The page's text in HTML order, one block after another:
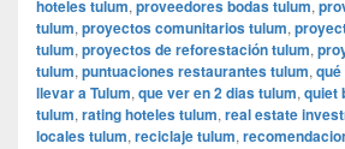
hoteles tulum, proveedores bodas tulum,
tulum, proyectos comunitarios tulum,
tulum, proyectos de reforestación tulum,
tulum, puntuaciones restaurantes tulum, qué
llevar a Tulum, que ver en 2 dias tulum, quiet
tulum, rating hoteles tulum, real estate
locales tulum, reciclaje tulum,